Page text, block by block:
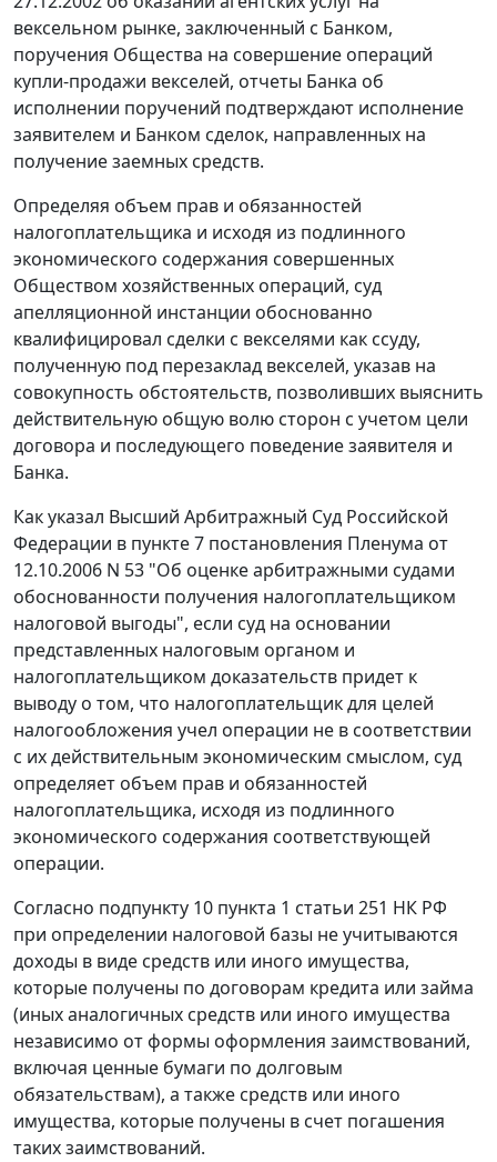
вексельном рынке, заключенный с Банком,
поручения Общества на совершение операций
купли-продажи векселей, отчеты Банка об
исполнении поручений подтверждают исполнение
заявителем и Банком сделок, направленных на
получение заемных средств.
Определяя объем прав и обязанностей
налогоплательщика и исходя из подлинного
экономического содержания совершенных
Обществом хозяйственных операций, суд
апелляционной инстанции обоснованно
квалифицировал сделки с векселями как ссуду,
полученную под перезаклад векселей, указав на
совокупность обстоятельств, позволивших выяснить
действительную общую волю сторон с учетом цели
договора и последующего поведение заявителя и
Банка.
Как указал Высший Арбитражный Суд Российской
Федерации в пункте 7 постановления Пленума от
12.10.2006 N 53 "Об оценке арбитражными судами
обоснованности получения налогоплательщиком
налоговой выгоды", если суд на основании
представленных налоговым органом и
налогоплательщиком доказательств придет к
выводу о том, что налогоплательщик для целей
налогообложения учел операции не в соответствии
с их действительным экономическим смыслом, суд
определяет объем прав и обязанностей
налогоплательщика, исходя из подлинного
экономического содержания соответствующей
операции.
Согласно подпункту 10 пункта 1 статьи 251 НК РФ
при определении налоговой базы не учитываются
доходы в виде средств или иного имущества,
которые получены по договорам кредита или займа
(иных аналогичных средств или иного имущества
независимо от формы оформления заимствований,
включая ценные бумаги по долговым
обязательствам), а также средств или иного
имущества, которые получены в счет погашения
таких заимствований.